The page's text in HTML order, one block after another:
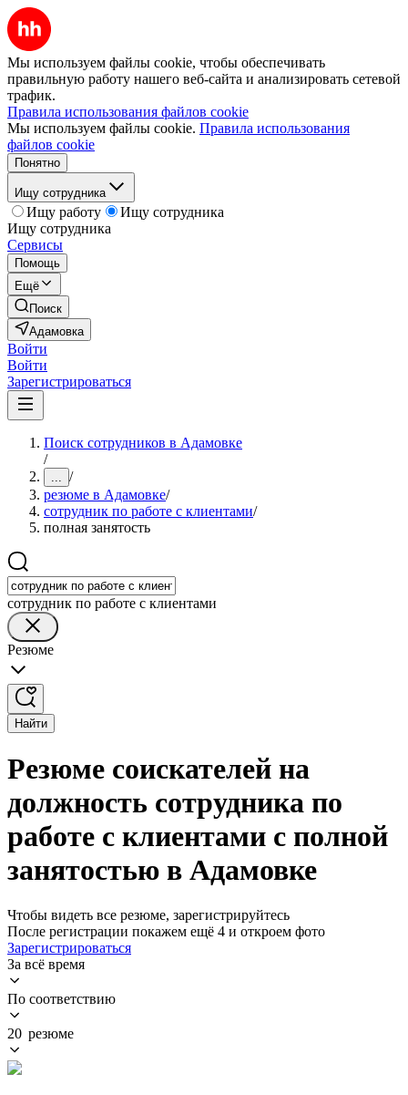
Мы используем файлы cookie, чтобы обеспечивать
правильную работу нашего веб-сайта и анализировать сетевой
трафик.
Правила использования файлов cookie
Мы используем файлы cookie. Правила использования
файлов cookie
Понятно
Ищу сотрудника
Ищу работу
Ищу сотрудника
Ищу сотрудника
Сервисы
Помощь
Ещё
Поиск
Адамовка
Войти
Войти
Зарегистрироваться
Поиск сотрудников в Адамовке
/
... /
резюме в Адамовке/
сотрудник по работе с клиентами/
полная занятость
сотрудник по работе с клиентами
Резюме
Найти
Резюме соискателей на
должность сотрудника по
работе с клиентами с полной
занятостью в Адамовке
Чтобы видеть все резюме, зарегистрируйтесь
После регистрации покажем ещё 4 и откроем фото
Зарегистрироваться
За всё время
По соответствию
20 резюме